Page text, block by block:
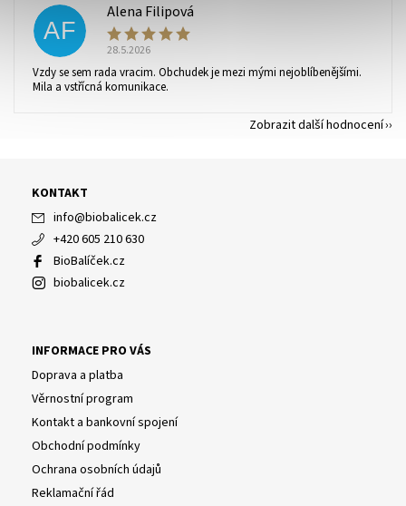
AF
Alena Filipová
28.5.2026
Vzdy se sem rada vracim. Obchudek je mezi mými nejoblíbenějšími.
Mila a vstřícná komunikace.
Zobrazit další hodnocení
KONTAKT
info@biobalicek.cz
+420 605 210 630
BioBalíček.cz
biobalicek.cz
INFORMACE PRO VÁS
Doprava a platba
Věrnostní program
Kontakt a bankovní spojení
Obchodní podmínky
Ochrana osobních údajů
Reklamační řád